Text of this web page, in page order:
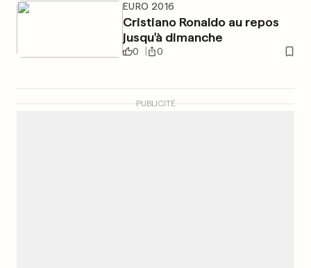
EURO 2016
Cristiano Ronaldo au repos
jusqu'à dimanche
0 0
PUBLICITÉ